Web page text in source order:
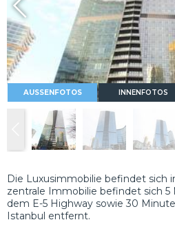
AUSSENFOTOS INNENFOTOS
Die Luxusimmobilie befindet sich
zentrale Immobilie befindet sich
dem E-5 Highway sowie 30
Istanbul entfernt.